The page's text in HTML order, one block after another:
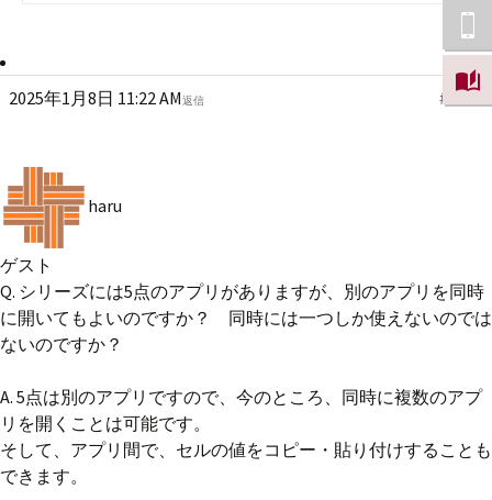
2025年1月8日 11:22 AM #7340
返信
haru
ゲスト
Q. シリーズには5点のアプリがありますが、別のアプリを同時
に開いてもよいのですか？ 同時には一つしか使えないのでは
ないのですか？
A. 5点は別のアプリですので、今のところ、同時に複数のアプ
リを開くことは可能です。
そして、アプリ間で、セルの値をコピー・貼り付けすることも
できます。